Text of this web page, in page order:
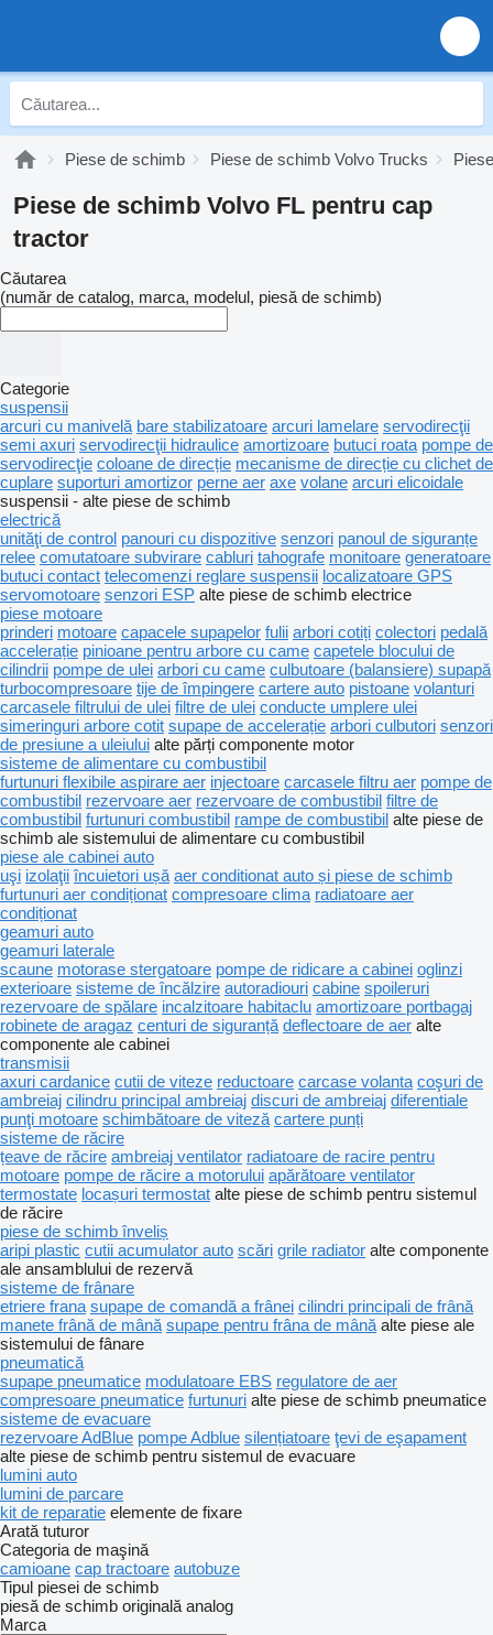
Piese de schimb Piese de schimb Volvo Trucks
Piese de schimb Volvo FL pentru cap
tractor
Căutarea
(număr de catalog, marca, modelul, piesă de schimb)
Categorie
suspensii
arcuri cu manivelă bare stabilizatoare arcuri lamelare servodirecţii
semi axuri servodirecţii hidraulice amortizoare butuci roata pompe de
servodirecţie coloane de direcție mecanisme de direcție cu clichet de
cuplare suporturi amortizor perne aer axe volane arcuri elicoidale
suspensii - alte piese de schimb
electrică
unităţi de control panouri cu dispozitive senzori panoul de siguranțe
relee comutatoare subvirare cabluri tahografe monitoare generatoare
butuci contact telecomenzi reglare suspensii localizatoare GPS
servomotoare senzori ESP alte piese de schimb electrice
piese motoare
prinderi motoare capacele supapelor fulii arbori cotiți colectori pedală
accelerație pinioane pentru arbore cu came capetele blocului de
cilindrii pompe de ulei arbori cu came culbutoare (balansiere) supapă
turbocompresoare tije de împingere cartere auto pistoane volanturi
carcasele filtrului de ulei filtre de ulei conducte umplere ulei
simeringuri arbore cotit supape de accelerație arbori culbutori senzori
de presiune a uleiului alte părți componente motor
sisteme de alimentare cu combustibil
furtunuri flexibile aspirare aer injectoare carcasele filtru aer pompe de
combustibil rezervoare aer rezervoare de combustibil filtre de
combustibil furtunuri combustibil rampe de combustibil alte piese de
schimb ale sistemului de alimentare cu combustibil
piese ale cabinei auto
uşi izolaţii încuietori ușă aer conditionat auto și piese de schimb
furtunuri aer condiționat compresoare clima radiatoare aer
condiționat
geamuri auto
geamuri laterale
scaune motorase stergatoare pompe de ridicare a cabinei oglinzi
exterioare sisteme de încălzire autoradiouri cabine spoileruri
rezervoare de spălare incalzitoare habitaclu amortizoare portbagaj
robinete de aragaz centuri de siguranță deflectoare de aer alte
componente ale cabinei
transmisii
axuri cardanice cutii de viteze reductoare carcase volanta coşuri de
ambreiaj cilindru principal ambreiaj discuri de ambreiaj diferentiale
punţi motoare schimbătoare de viteză cartere punți
sisteme de răcire
țeave de răcire ambreiaj ventilator radiatoare de racire pentru
motoare pompe de răcire a motorului apărătoare ventilator
termostate locașuri termostat alte piese de schimb pentru sistemul
de răcire
piese de schimb înveliș
aripi plastic cutii acumulator auto scări grile radiator alte componente
ale ansamblului de rezervă
sisteme de frânare
etriere frana supape de comandă a frânei cilindri principali de frână
manete frână de mână supape pentru frâna de mână alte piese ale
sistemului de fânare
pneumatică
supape pneumatice modulatoare EBS regulatore de aer
compresoare pneumatice furtunuri alte piese de schimb pneumatice
sisteme de evacuare
rezervoare AdBlue pompe Adblue silențiatoare ţevi de eşapament
alte piese de schimb pentru sistemul de evacuare
lumini auto
lumini de parcare
kit de reparatie elemente de fixare
Arată tuturor
Categoria de maşină
camioane cap tractoare autobuze
Tipul piesei de schimb
piesă de schimb originală analog
Marca